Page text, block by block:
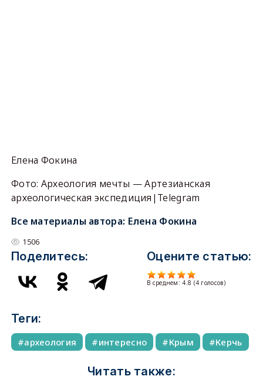
Елена Фокина
Фото: Археология мечты — Артезианская
археологическая экспедиция|Telegram
Все материалы автора: Елена Фокина
1506
Поделитесь: Оцените статью:
В среднем:4.8 (4 голосов)
Теги:
археология интересно Крым Керчь
Читать также: